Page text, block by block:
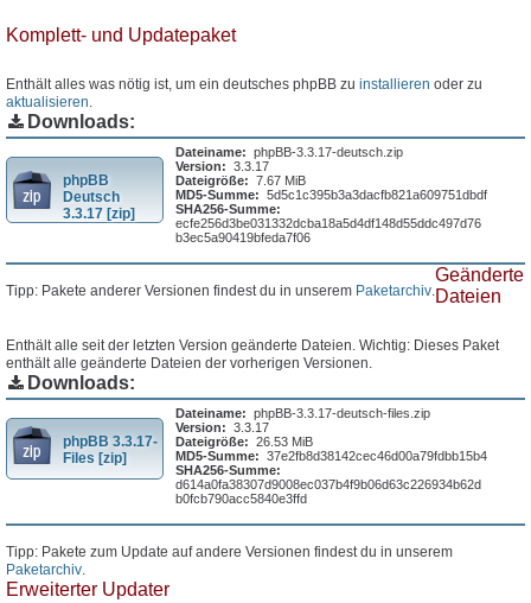
Komplett- und Updatepaket
Enthält alles was nötig ist, um ein deutsches phpBB zu installieren oder zu
aktualisieren.
Downloads:
phpBB
Deutsch
3.3.17 [zip]
Dateiname: phpBB-3.3.17-deutsch.zip
Version: 3.3.17
Dateigröße: 7.67 MiB
MD5-Summe: 5d5c1c395b3a3dacfb821a609751dbdf
SHA256-Summe:
ecfe256d3be031332dcba18a5d4df148d55ddc497d76
b3ec5a90419bfeda7f06
Tipp: Pakete anderer Versionen findest du in unserem Paketarchiv.
Geänderte
Dateien
Enthält alle seit der letzten Version geänderte Dateien. Wichtig: Dieses Paket
enthält alle geänderte Dateien der vorherigen Versionen.
Downloads:
phpBB 3.3.17-
Files [zip]
Dateiname: phpBB-3.3.17-deutsch-files.zip
Version: 3.3.17
Dateigröße: 26.53 MiB
MD5-Summe: 37e2fb8d38142cec46d00a79fdbb15b4
SHA256-Summe:
d614a0fa38307d9008ec037b4f9b06d63c226934b62d
b0fcb790acc5840e3ffd
Tipp: Pakete zum Update auf andere Versionen findest du in unserem
Paketarchiv.
Erweiterter Updater